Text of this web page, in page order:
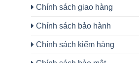
Chính sách giao hàng
Chính sách bảo hành
Chính sách kiểm hàng